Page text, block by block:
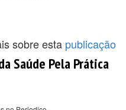
sobre esta publicação
Saúde Pela Prática